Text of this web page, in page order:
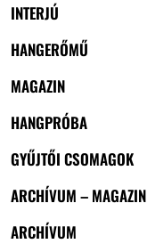
INTERJÚ
HANGERŐMŰ
MAGAZIN
HANGPRÓBA
GYŰJTŐI CSOMAGOK
ARCHÍVUM – MAGAZIN
ARCHÍVUM